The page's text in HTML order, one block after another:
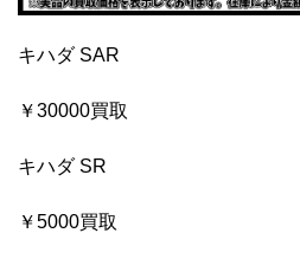
キハダ SAR
￥30000買取
キハダ SR
￥5000買取